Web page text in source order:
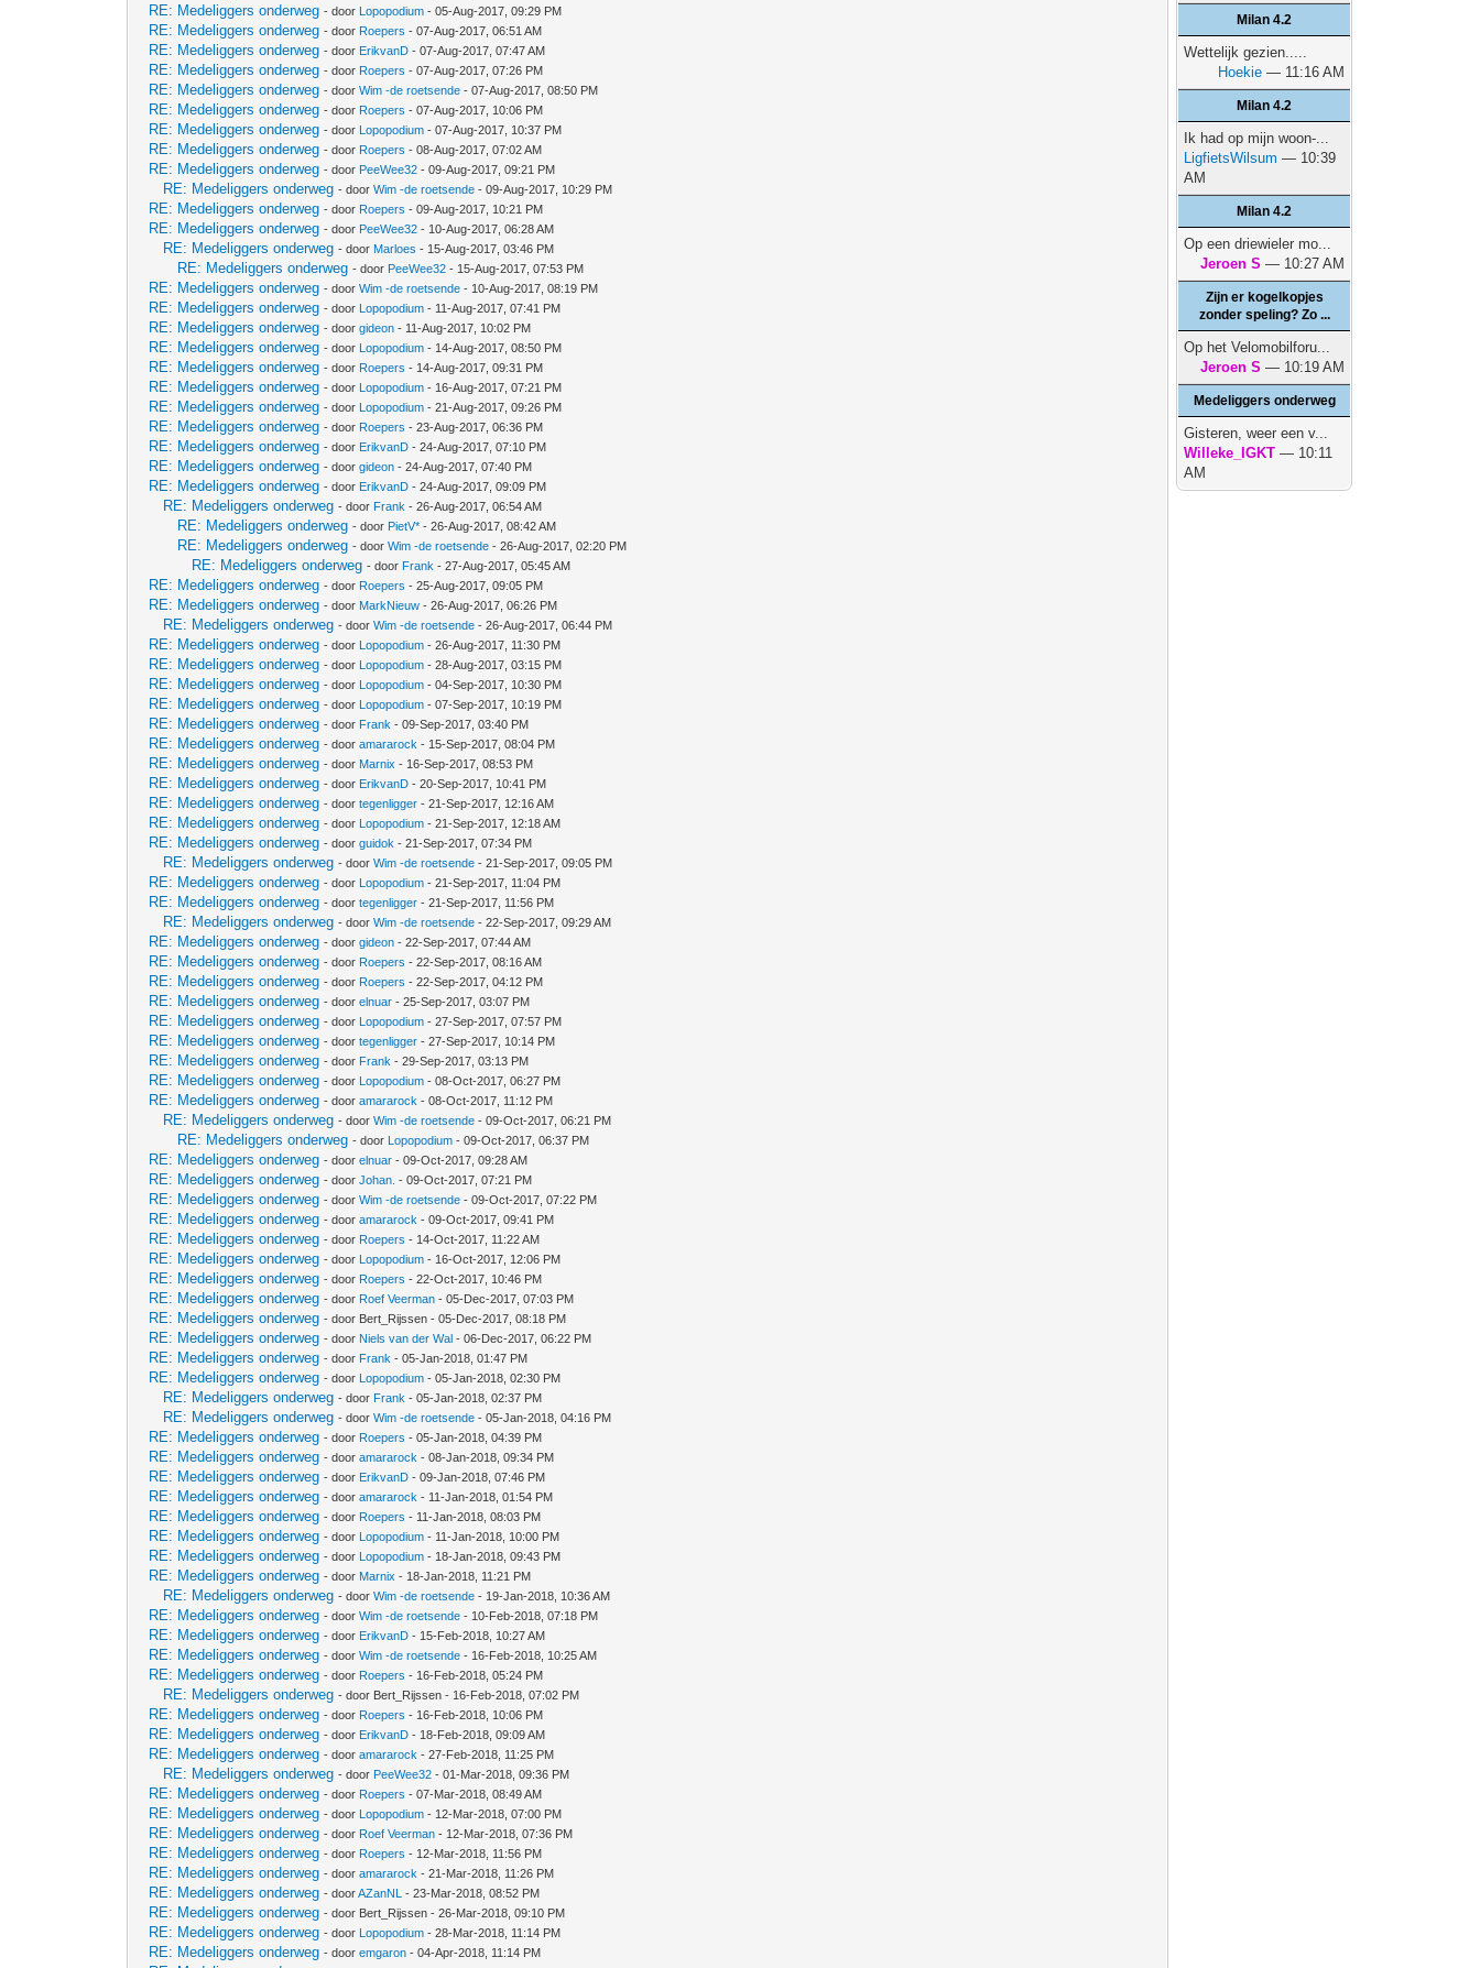
RE: Medeliggers onderweg - door Lopopodium - 05-Aug-2017, 09:29 PM
RE: Medeliggers onderweg - door Roepers - 07-Aug-2017, 06:51 AM
RE: Medeliggers onderweg - door ErikvanD - 07-Aug-2017, 07:47 AM
RE: Medeliggers onderweg - door Roepers - 07-Aug-2017, 07:26 PM
RE: Medeliggers onderweg - doorWim -de roetsende - 07-Aug-2017, 08:50 PM
RE: Medeliggers onderweg - door Roepers - 07-Aug-2017, 10:06 PM
RE: Medeliggers onderweg - door Lopopodium - 07-Aug-2017, 10:37 PM
RE: Medeliggers onderweg - door Roepers - 08-Aug-2017, 07:02 AM
RE: Medeliggers onderweg - door PeeWee32 - 09-Aug-2017, 09:21 PM
RE: Medeliggers onderweg - doorWim -de roetsende - 09-Aug-2017, 10:29 PM
RE: Medeliggers onderweg - door Roepers - 09-Aug-2017, 10:21 PM
RE: Medeliggers onderweg - door PeeWee32 - 10-Aug-2017, 06:28 AM
RE: Medeliggers onderweg - door Marloes - 15-Aug-2017, 03:46 PM
RE: Medeliggers onderweg - door PeeWee32 - 15-Aug-2017, 07:53 PM
RE: Medeliggers onderweg - doorWim -de roetsende - 10-Aug-2017, 08:19 PM
RE: Medeliggers onderweg - door Lopopodium - 11-Aug-2017, 07:41 PM
RE: Medeliggers onderweg - doorgideon - 11-Aug-2017, 10:02 PM
RE: Medeliggers onderweg - door Lopopodium - 14-Aug-2017, 08:50 PM
RE: Medeliggers onderweg - door Roepers - 14-Aug-2017, 09:31 PM
RE: Medeliggers onderweg - door Lopopodium - 16-Aug-2017, 07:21 PM
RE: Medeliggers onderweg - door Lopopodium - 21-Aug-2017, 09:26 PM
RE: Medeliggers onderweg - door Roepers - 23-Aug-2017, 06:36 PM
RE: Medeliggers onderweg - door ErikvanD - 24-Aug-2017, 07:10 PM
RE: Medeliggers onderweg - doorgideon - 24-Aug-2017, 07:40 PM
RE: Medeliggers onderweg - door ErikvanD - 24-Aug-2017, 09:09 PM
RE: Medeliggers onderweg - door Frank - 26-Aug-2017, 06:54 AM
RE: Medeliggers onderweg - door PietV* - 26-Aug-2017, 08:42 AM
RE: Medeliggers onderweg - doorWim -de roetsende - 26-Aug-2017, 02:20 PM
RE: Medeliggers onderweg - door Frank - 27-Aug-2017, 05:45 AM
RE: Medeliggers onderweg - door Roepers - 25-Aug-2017, 09:05 PM
RE: Medeliggers onderweg - door MarkNieuw - 26-Aug-2017, 06:26 PM
RE: Medeliggers onderweg - doorWim -de roetsende - 26-Aug-2017, 06:44 PM
RE: Medeliggers onderweg - door Lopopodium - 26-Aug-2017, 11:30 PM
RE: Medeliggers onderweg - door Lopopodium - 28-Aug-2017, 03:15 PM
RE: Medeliggers onderweg - door Lopopodium - 04-Sep-2017, 10:30 PM
RE: Medeliggers onderweg - door Lopopodium - 07-Sep-2017, 10:19 PM
RE: Medeliggers onderweg - door Frank - 09-Sep-2017, 03:40 PM
RE: Medeliggers onderweg - dooramararock - 15-Sep-2017, 08:04 PM
RE: Medeliggers onderweg - door Marnix - 16-Sep-2017, 08:53 PM
RE: Medeliggers onderweg - door ErikvanD - 20-Sep-2017, 10:41 PM
RE: Medeliggers onderweg - doortegenligger - 21-Sep-2017, 12:16 AM
RE: Medeliggers onderweg - door Lopopodium - 21-Sep-2017, 12:18 AM
RE: Medeliggers onderweg - doorguidok - 21-Sep-2017, 07:34 PM
RE: Medeliggers onderweg - doorWim -de roetsende - 21-Sep-2017, 09:05 PM
RE: Medeliggers onderweg - door Lopopodium - 21-Sep-2017, 11:04 PM
RE: Medeliggers onderweg - doortegenligger - 21-Sep-2017, 11:56 PM
RE: Medeliggers onderweg - doorWim -de roetsende - 22-Sep-2017, 09:29 AM
RE: Medeliggers onderweg - doorgideon - 22-Sep-2017, 07:44 AM
RE: Medeliggers onderweg - door Roepers - 22-Sep-2017, 08:16 AM
RE: Medeliggers onderweg - door Roepers - 22-Sep-2017, 04:12 PM
RE: Medeliggers onderweg - doorelnuar - 25-Sep-2017, 03:07 PM
RE: Medeliggers onderweg - door Lopopodium - 27-Sep-2017, 07:57 PM
RE: Medeliggers onderweg - doortegenligger - 27-Sep-2017, 10:14 PM
RE: Medeliggers onderweg - door Frank - 29-Sep-2017, 03:13 PM
RE: Medeliggers onderweg - door Lopopodium - 08-Oct-2017, 06:27 PM
RE: Medeliggers onderweg - dooramararock - 08-Oct-2017, 11:12 PM
RE: Medeliggers onderweg - doorWim -de roetsende - 09-Oct-2017, 06:21 PM
RE: Medeliggers onderweg - door Lopopodium - 09-Oct-2017, 06:37 PM
RE: Medeliggers onderweg - doorelnuar - 09-Oct-2017, 09:28 AM
RE: Medeliggers onderweg - doorJohan. - 09-Oct-2017, 07:21 PM
RE: Medeliggers onderweg - doorWim -de roetsende - 09-Oct-2017, 07:22 PM
RE: Medeliggers onderweg - dooramararock - 09-Oct-2017, 09:41 PM
RE: Medeliggers onderweg - door Roepers - 14-Oct-2017, 11:22 AM
RE: Medeliggers onderweg - door Lopopodium - 16-Oct-2017, 12:06 PM
RE: Medeliggers onderweg - door Roepers - 22-Oct-2017, 10:46 PM
RE: Medeliggers onderweg - door Roef Veerman - 05-Dec-2017, 07:03 PM
RE: Medeliggers onderweg - door Bert_Rijssen - 05-Dec-2017, 08:18 PM
RE: Medeliggers onderweg - door Niels van der Wal - 06-Dec-2017, 06:22 PM
RE: Medeliggers onderweg - door Frank - 05-Jan-2018, 01:47 PM
RE: Medeliggers onderweg - door Lopopodium - 05-Jan-2018, 02:30 PM
RE: Medeliggers onderweg - door Frank - 05-Jan-2018, 02:37 PM
RE: Medeliggers onderweg - doorWim -de roetsende - 05-Jan-2018, 04:16 PM
RE: Medeliggers onderweg - door Roepers - 05-Jan-2018, 04:39 PM
RE: Medeliggers onderweg - dooramararock - 08-Jan-2018, 09:34 PM
RE: Medeliggers onderweg - door ErikvanD - 09-Jan-2018, 07:46 PM
RE: Medeliggers onderweg - dooramararock - 11-Jan-2018, 01:54 PM
RE: Medeliggers onderweg - door Roepers - 11-Jan-2018, 08:03 PM
RE: Medeliggers onderweg - door Lopopodium - 11-Jan-2018, 10:00 PM
RE: Medeliggers onderweg - door Lopopodium - 18-Jan-2018, 09:43 PM
RE: Medeliggers onderweg - door Marnix - 18-Jan-2018, 11:21 PM
RE: Medeliggers onderweg - doorWim -de roetsende - 19-Jan-2018, 10:36 AM
RE: Medeliggers onderweg - doorWim -de roetsende - 10-Feb-2018, 07:18 PM
RE: Medeliggers onderweg - door ErikvanD - 15-Feb-2018, 10:27 AM
RE: Medeliggers onderweg - doorWim -de roetsende - 16-Feb-2018, 10:25 AM
RE: Medeliggers onderweg - door Roepers - 16-Feb-2018, 05:24 PM
RE: Medeliggers onderweg - door Bert_Rijssen - 16-Feb-2018, 07:02 PM
RE: Medeliggers onderweg - door Roepers - 16-Feb-2018, 10:06 PM
RE: Medeliggers onderweg - door ErikvanD - 18-Feb-2018, 09:09 AM
RE: Medeliggers onderweg - dooramararock - 27-Feb-2018, 11:25 PM
RE: Medeliggers onderweg - door PeeWee32 - 01-Mar-2018, 09:36 PM
RE: Medeliggers onderweg - door Roepers - 07-Mar-2018, 08:49 AM
RE: Medeliggers onderweg - door Lopopodium - 12-Mar-2018, 07:00 PM
RE: Medeliggers onderweg - door Roef Veerman - 12-Mar-2018, 07:36 PM
RE: Medeliggers onderweg - door Roepers - 12-Mar-2018, 11:56 PM
RE: Medeliggers onderweg - dooramararock - 21-Mar-2018, 11:26 PM
RE: Medeliggers onderweg - doorAZanNL - 23-Mar-2018, 08:52 PM
RE: Medeliggers onderweg - door Bert_Rijssen - 26-Mar-2018, 09:10 PM
RE: Medeliggers onderweg - door Lopopodium - 28-Mar-2018, 11:14 PM
RE: Medeliggers onderweg - dooremgaron - 04-Apr-2018, 11:14 PM
Milan 4.2
Wettelijk gezien.....
Hoekie — 11:16 AM
Milan 4.2
Ik had op mijn woon-...
LigfietsWilsum — 10:39
AM
Milan 4.2
Op een driewieler mo...
Jeroen S — 10:27 AM
Zijn er kogelkopjes
zonder speling? Zo ...
Op het Velomobilforu...
Jeroen S — 10:19 AM
Medeliggers onderweg
Gisteren, weer een v...
Willeke_IGKT — 10:11
AM